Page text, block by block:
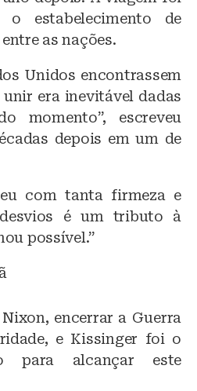
o estabelecimento de
as nações.
Unidos encontrassem
era inevitável dadas
momento”, escreveu
depois em um de
com tanta firmeza e
é um tributo à
possível.”
encerrar a Guerra
e Kissinger foi o
para alcançar este